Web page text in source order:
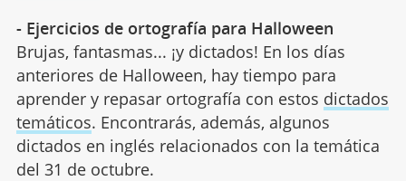
- Ejercicios de ortografía para Halloween
Brujas, fantasmas... ¡y dictados! En los días
anteriores de Halloween, hay tiempo para
aprender y repasar ortografía con estos dictados
temáticos. Encontrarás, además, algunos
dictados en inglés relacionados con la temática
del 31 de octubre.